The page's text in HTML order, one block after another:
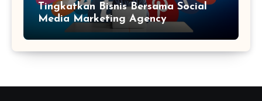
Tingkatkan Bisnis Bersama Social
Media Marketing Agency